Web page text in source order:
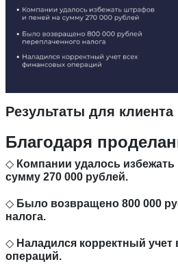
Результаты для клиента
Благодаря
◇ Компании удалось
сумму 270 000 рублей.
◇ Было возвращено 800 000
налога.
◇ Наладился корректный
операций.
Нажимая кнопку отправить я
ПринимаюПолитику
ДаюСогласие на обработку